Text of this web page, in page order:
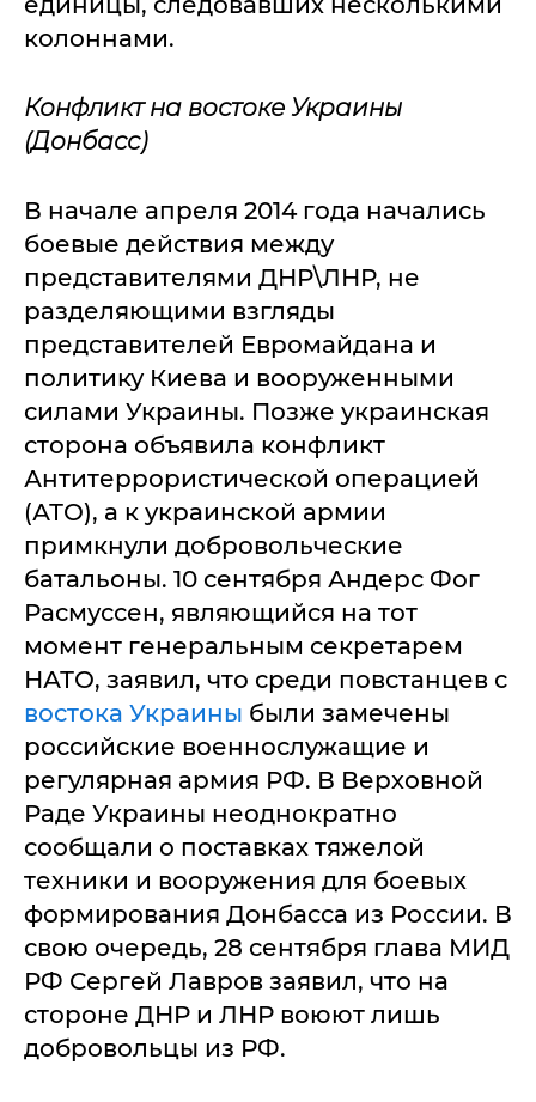
колоннами.
Конфликт на востоке Украины
(Донбасс)
В начале апреля 2014 года начались
боевые действия между
представителями ДНР\ЛНР, не
разделяющими взгляды
представителей Евромайдана и
политику Киева и вооруженными
силами Украины. Позже украинская
сторона объявила конфликт
Антитеррористической операцией
(АТО), а к украинской армии
примкнули добровольческие
батальоны. 10 сентября Андерс Фог
Расмуссен, являющийся на тот
момент генеральным секретарем
НАТО, заявил, что среди повстанцев с
востока Украины были замечены
российские военнослужащие и
регулярная армия РФ. В Верховной
Раде Украины неоднократно
сообщали о поставках тяжелой
техники и вооружения для боевых
формирования Донбасса из России. В
свою очередь, 28 сентября глава МИД
РФ Сергей Лавров заявил, что на
стороне ДНР и ЛНР воюют лишь
добровольцы из РФ.